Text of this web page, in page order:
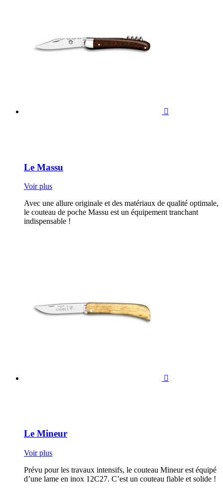

Le Massu
Voir plus
Avec une allure originale et des matériaux de qualité optimale,
le couteau de poche Massu est un équipement tranchant
indispensable !

Le Mineur
Voir plus
Prévu pour les travaux intensifs, le couteau Mineur est équipé
d’une lame en inox 12C27. C’est un couteau fiable et solide !